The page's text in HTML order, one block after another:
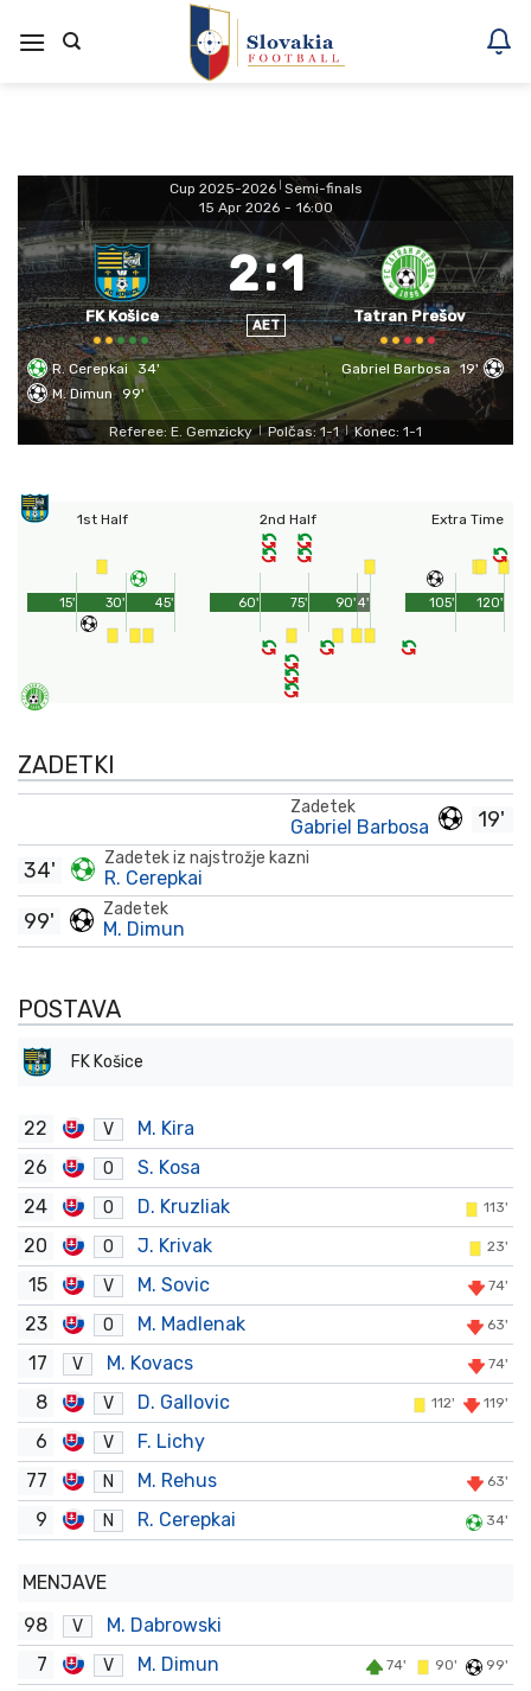
na
Cup 2025-2026 Semi-finals
15 Apr 2026 - 16:00
FK Košice
2:1
AET
Tatran Prešov
R. Cerepkai
34'
M. Dimun 99'
Gabriel Barbosa 19'
Referee: E. Gemzicky Polčas: 1-1 Konec: 1-1
1st Half
45'
15' 30'
2nd Half
90'
60' 75' 4'
Extra Time
120'
105'
ZADETKI
19'
Zadetek
Gabriel Barbosa
Zadetek iz najstrožje kazni
R. Cerepkai
34'
Zadetek
M. Dimun
99'
POSTAVA
FK Košice
22 V
M. Kira
26
O
S. Kosa
24
O D. Kruzliak 113'
20 O J. Krivak 23'
15 V M. Sovic 74'
23 O M. Madlenak 63'
17 V M. Kovacs 74'
8 V D. Gallovic 112' 119'
6 V
F. Lichy
77
N M. Rehus 63'
9 N R. Cerepkai 34'
MENJAVE
98
V
M. Dabrowski
7
V M. Dimun 74' 90' 99'